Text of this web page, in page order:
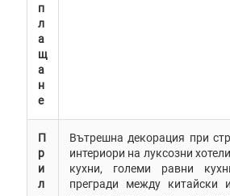
п
л
а
щ
а
н
е
П
р
и
л
Вътрешна декорация при
интериори на луксозни
кухни, големи равни
прегради между китайски